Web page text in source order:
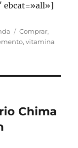
ebcat=»all»]
Etiquetas
Comprar,
,vitamina
Chima